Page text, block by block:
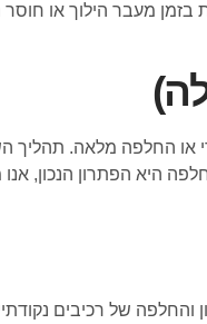
מעבר הילוך או
החלפה מלאה. תהליך
היא הפתרון הנכון,
של רכיבים